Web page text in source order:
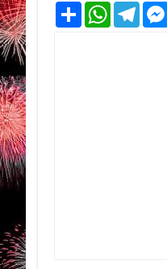
Condividi